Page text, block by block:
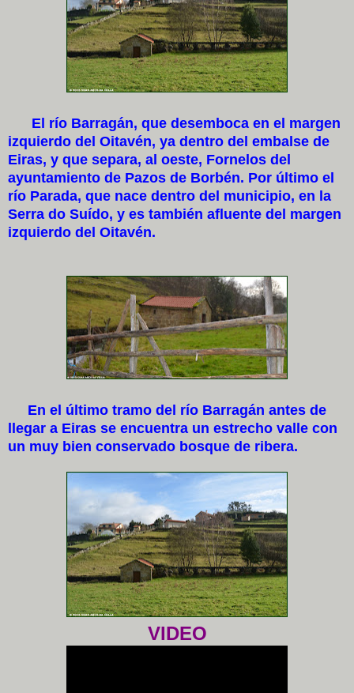
El río Barragán, que desemboca en el margen
izquierdo del Oitavén, ya dentro del embalse de
Eiras, y que separa, al oeste, Fornelos del
ayuntamiento de Pazos de Borbén. Por último el
río Parada, que nace dentro del municipio, en la
Serra do Suído, y es también afluente del margen
izquierdo del Oitavén.
En el último tramo del río Barragán antes de
llegar a Eiras se encuentra un estrecho valle con
un muy bien conservado bosque de ribera.
VIDEO